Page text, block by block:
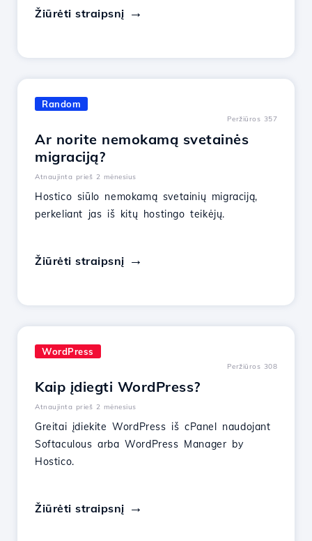
Žiūrėti straipsnį
Random
Peržiūros 357
Ar norite nemokamą svetainės
migraciją?
Atnaujinta prieš 2 mėnesius
Hostico siūlo nemokamą svetainių migraciją,
perkeliant jas iš kitų hostingo teikėjų.
Žiūrėti straipsnį
WordPress
Peržiūros 308
Kaip įdiegti WordPress?
Atnaujinta prieš 2 mėnesius
Greitai įdiekite WordPress iš cPanel naudojant
Softaculous arba WordPress Manager by
Hostico.
Žiūrėti straipsnį